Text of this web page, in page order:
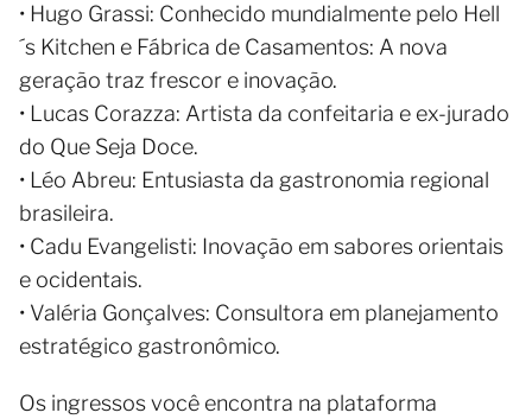
• Hugo Grassi: Conhecido mundialmente pelo Hell
´s Kitchen e Fábrica de Casamentos: A nova
geração traz frescor e inovação.
• Lucas Corazza: Artista da confeitaria e ex-jurado
do Que Seja Doce.
• Léo Abreu: Entusiasta da gastronomia regional
brasileira.
• Cadu Evangelisti: Inovação em sabores orientais
e ocidentais.
• Valéria Gonçalves: Consultora em planejamento
estratégico gastronômico.
Os ingressos você encontra na plataforma